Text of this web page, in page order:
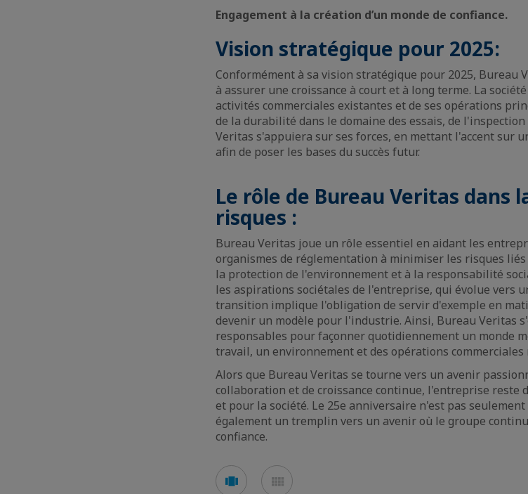
Engagement à la création d’un monde de confiance.
Vision stratégique pour 2025:
Conformément à sa vision stratégique pour 2025, Bureau
à assurer une croissance à court et à long terme. La
activités commerciales existantes et de ses opérations
de la durabilité dans le domaine des essais, de
Veritas s'appuiera sur ses forces, en mettant l'accent sur
afin de poser les bases du succès futur.
Le rôle de Bureau Veritas dans
risques :
Bureau Veritas joue un rôle essentiel en aidant les
organismes de réglementation à minimiser les risques
la protection de l'environnement et à la responsabilité
les aspirations sociétales de l'entreprise, qui évolue vers
transition implique l'obligation de servir d'exemple en
devenir un modèle pour l'industrie. Ainsi, Bureau Veritas
responsables pour façonner quotidiennement un monde
travail, un environnement et des opérations
Alors que Bureau Veritas se tourne vers un avenir
collaboration et de croissance continue, l'entreprise reste
et pour la société. Le 25e anniversaire n'est pas
également un tremplin vers un avenir où le groupe
confiance.
Voir
en
en